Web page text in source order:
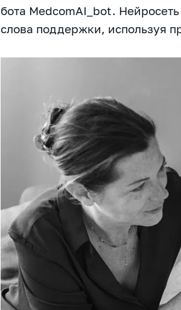
бота MedcomAI_bot.
слова поддержки, используя